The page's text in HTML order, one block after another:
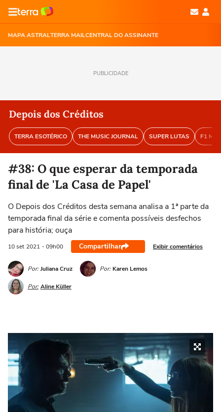
MAPA ASTRALTERRA MAILCENTRAL DO ASSINANTE
PUBLICIDADE
Depois dos Créditos
TERRA ESOTÉRICO THE MUSIC JOURNAL SUPER LUTAS F1
#38: O que esperar da temporada
final de 'La Casa de Papel'
O Depois dos Créditos desta semana analisa a 1ª parte da
temporada final da série e comenta possíveis desfechos
para história; ouça
10 set 2021 - 09h00 Compartilhar Exibir comentários
Por: Juliana Cruz Por: Karen Lemos
Por: Aline Küller